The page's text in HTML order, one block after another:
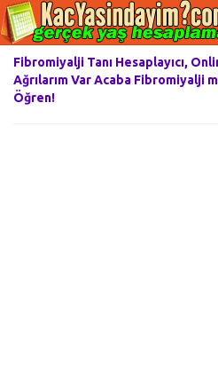
Fibromiyalji Tanı Hesaplayıcı,
Ağrılarım Var Acaba Fibromiyalji
Öğren!